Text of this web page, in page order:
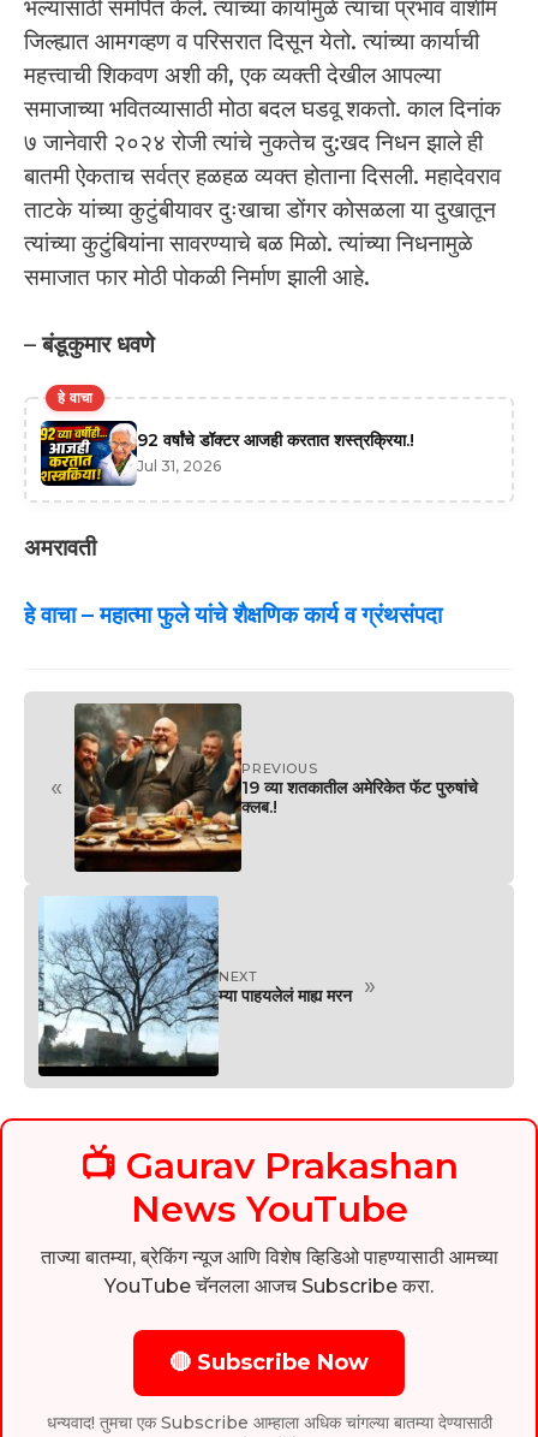
भल्यासाठी समर्पित केले. त्यांच्या कार्यामुळे त्यांचा प्रभाव वाशीम
जिल्ह्यात आमगव्हण व परिसरात दिसून येतो. त्यांच्या कार्याची
महत्त्वाची शिकवण अशी की, एक व्यक्ती देखील आपल्या
समाजाच्या भवितव्यासाठी मोठा बदल घडवू शकतो. काल दिनांक
७ जानेवारी २०२४ रोजी त्यांचे नुकतेच दु:खद निधन झाले ही
बातमी ऐकताच सर्वत्र हळहळ व्यक्त होताना दिसली. महादेवराव
ताटके यांच्या कुटुंबीयावर दुःखाचा डोंगर कोसळला या दुखातून
त्यांच्या कुटुंबियांना सावरण्याचे बळ मिळो. त्यांच्या निधनामुळे
समाजात फार मोठी पोकळी निर्माण झाली आहे.
–बंडूकुमार धवणे
हे वाचा
92 वर्षांचे डॉक्टर आजही करतात शस्त्रक्रिया.!
Jul 31, 2026
अमरावती
हे वाचा – महात्मा फुले यांचे शैक्षणिक कार्य व ग्रंथसंपदा
«
PREVIOUS
19 व्या शतकातील अमेरिकेत फॅट पुरुषांचे
क्लब.!
NEXT
म्या पाहयलेलं माह्य मरन »
📺 Gaurav Prakashan
News YouTube
ताज्या बातम्या, ब्रेकिंग न्यूज आणि विशेष व्हिडिओ पाहण्यासाठी आमच्या
YouTube चॅनलला आजच Subscribe करा.
🔴 Subscribe Now
धन्यवाद! तुमचा एक Subscribe आम्हाला अधिक चांगल्या बातम्या देण्यासाठी